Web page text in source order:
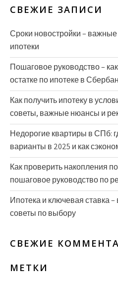
СВЕЖИЕ ЗАПИСИ
Сроки новостройки –
ипотеки
Пошаговое руководство –
остатке по ипотеке в
Как получить ипотеку в
советы, важные нюансы и
Недорогие квартиры в СПб:
варианты в 2025 и как
Как проверить накопления
пошаговое руководство по
Ипотека и ключевая ставка
советы по выбору
СВЕЖИЕ
МЕТКИ